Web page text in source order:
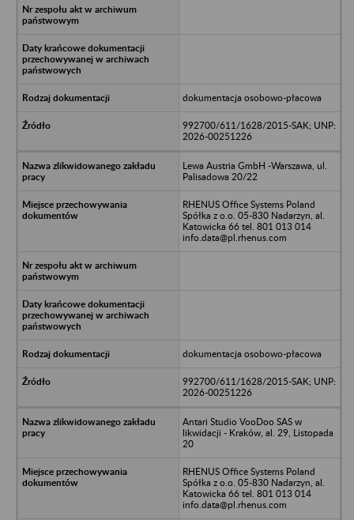
dokumentacja osobowo-płacowa
992700/611/1628/2015-SAK; UNP:
2026-00251226
Lewa Austria GmbH -Warszawa, ul.
Palisadowa 20/22
RHENUS Office Systems Poland
Spółka z o.o. 05-830 Nadarzyn, al.
Katowicka 66 tel. 801 013 014
info.data@pl.rhenus.com
dokumentacja osobowo-płacowa
992700/611/1628/2015-SAK; UNP:
2026-00251226
Antari Studio VooDoo SAS w
likwidacji - Kraków, al. 29, Listopada
20
RHENUS Office Systems Poland
Spółka z o.o. 05-830 Nadarzyn, al.
Katowicka 66 tel. 801 013 014
info.data@pl.rhenus.com